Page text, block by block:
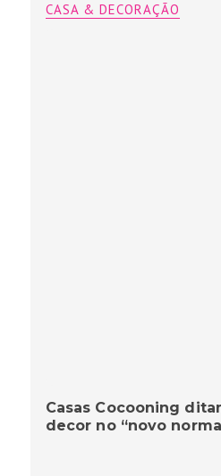
CASA & DECORAÇÃO
Casas Cocooning
decor no “novo